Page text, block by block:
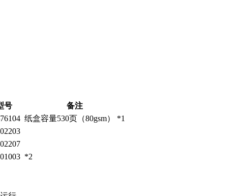
号
备注
纸盒容量530页（80gsm） *1
*2